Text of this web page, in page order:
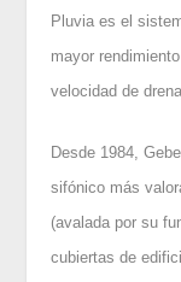
Pluvia es el
mayor
velocidad de
Desde 1984,
sifónico más
(avalada por su
cubiertas de